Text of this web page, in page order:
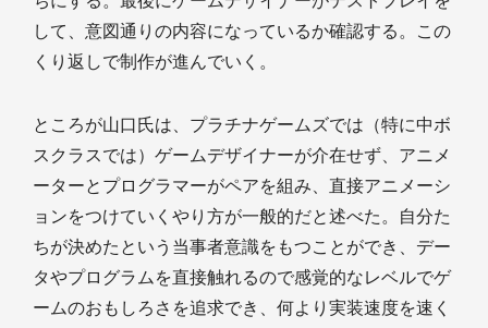
して、意図通りの内容になっているか確認する。この
くり返しで制作が進んでいく。
ところが山口氏は、プラチナゲームズでは（特に中ボ
スクラスでは）ゲームデザイナーが介在せず、アニメ
ーターとプログラマーがペアを組み、直接アニメーシ
ョンをつけていくやり方が一般的だと述べた。自分た
ちが決めたという当事者意識をもつことができ、デー
タやプログラムを直接触れるので感覚的なレベルでゲ
ームのおもしろさを追求でき、何より実装速度を速く